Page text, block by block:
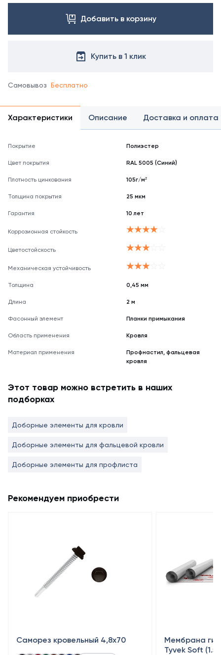
свяжитесь
все
RAL
Добавить в корзину
Купить в 1 клик
Самовывоз Бесплатно
Характеристики Описание Доставка и оплата
Покрытие Полиэстер
Цвет покрытия RAL 5005 (Синий)
Плотность цинкования 105г/м²
Толщина покрытия 25 мкм
Гарантия 10 лет
Коррозионная стойкость
Цветостойскость
Механическая устойчивость
Толщина 0,45 мм
Длина 2 м
Фасонный элемент Планки примыкания
Область применения Кровля
Материал применения
Профнастил, фальцевая
кровля
Этот товар можно встретить в наших
подборках
Доборные элементы для кровли
Доборные элементы для фальцевой кровли
Доборные элементы для профлиста
Рекомендуем приобрести
Саморез кровельный 4,8x70
Мембрана
Tyvek Soft